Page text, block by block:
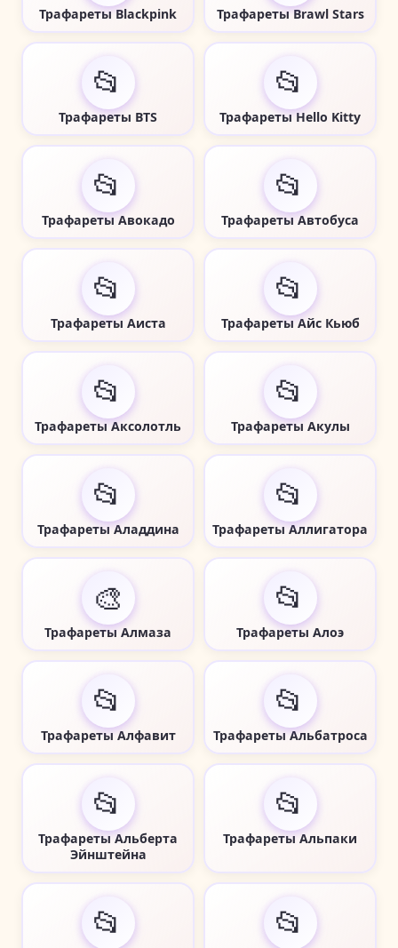
Трафареты Blackpink Трафареты Brawl Stars
📂
Трафареты BTS
📂
Трафареты Hello Kitty
📂
Трафареты Авокадо
📂
Трафареты Автобуса
📂
Трафареты Аиста
📂
Трафареты Айс Кьюб
📂
Трафареты Аксолотль
📂
Трафареты Акулы
📂
Трафареты Аладдина
📂
Трафареты Аллигатора
🎨
Трафареты Алмаза
📂
Трафареты Алоэ
📂
Трафареты Алфавит
📂
Трафареты Альбатроса
📂
Трафареты Альберта
Эйнштейна
📂
Трафареты Альпаки
📂 📂